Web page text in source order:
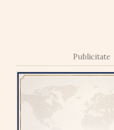
Publicitate